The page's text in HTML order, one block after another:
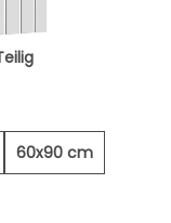
60x90 cm